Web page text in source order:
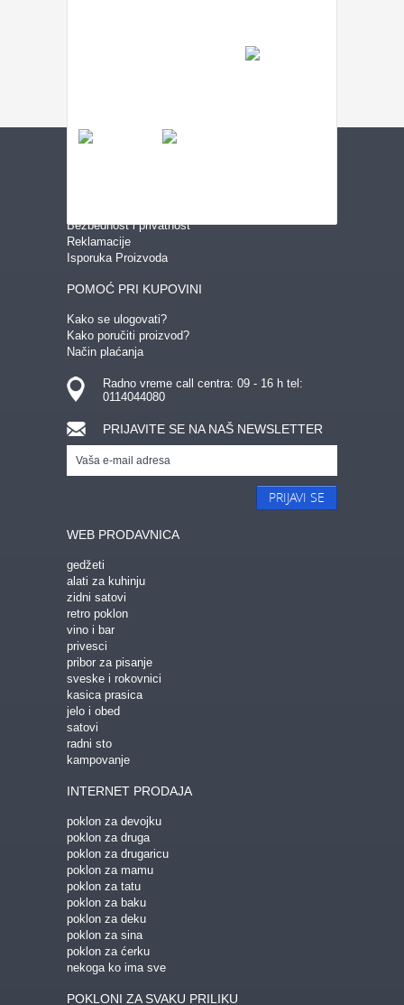
Bezbednost i privatnost
Reklamacije
Isporuka Proizvoda
POMOĆ PRI KUPOVINI
Kako se ulogovati?
Kako poručiti proizvod?
Način plaćanja
Radno vreme call centra: 09 - 16 h tel:
0114044080
PRIJAVITE SE NA NAŠ NEWSLETTER
PRIJAVI SE
WEB PRODAVNICA
gedžeti
alati za kuhinju
zidni satovi
retro poklon
vino i bar
privesci
pribor za pisanje
sveske i rokovnici
kasica prasica
jelo i obed
satovi
radni sto
kampovanje
INTERNET PRODAJA
poklon za devojku
poklon za druga
poklon za drugaricu
poklon za mamu
poklon za tatu
poklon za baku
poklon za deku
poklon za sina
poklon za ćerku
nekoga ko ima sve
POKLONI ZA SVAKU PRILIKU